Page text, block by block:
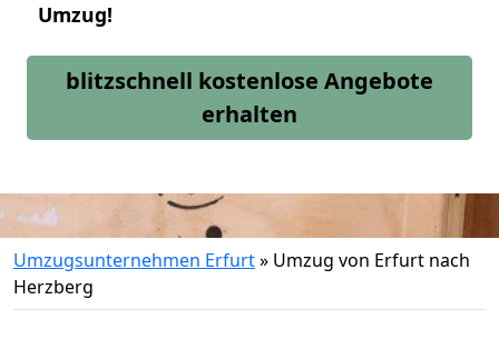
Umzug!
blitzschnell kostenlose Angebote
erhalten
Umzugsunternehmen Erfurt» Umzug von Erfurt nach
Herzberg